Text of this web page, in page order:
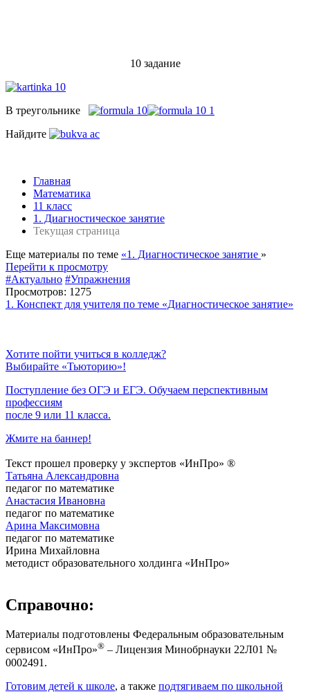
10 задание
В треугольнике
Найдите
Главная
Математика
11 класс
1. Диагностическое занятие
Текущая страница
Еще материалы по теме «1. Диагностическое занятие »
Перейти к просмотру
#Актуально #Упражнения
Просмотров: 1275
1. Конспект для учителя по теме «Диагностическое занятие»
Хотите пойти учиться в колледж?
Выбирайте «Тьюторию»!
Поступление без ОГЭ и ЕГЭ. Обучаем перспективным
профессиям
после 9 или 11 класса.
Жмите на баннер!
Текст прошел проверку у экспертов «ИнПро» ®
Татьяна Александровна
педагог по математике
Анастасия Ивановна
педагог по математике
Арина Максимовна
педагог по математике
Ирина Михайловна
методист образовательного холдинга «ИнПро»
Справочно:
Материалы подготовлены Федеральным образовательным
сервисом «ИнПро»® – Лицензия Минобрнауки 22Л01 №
0002491.
Готовим детей к школе, а также подтягиваем по школьной